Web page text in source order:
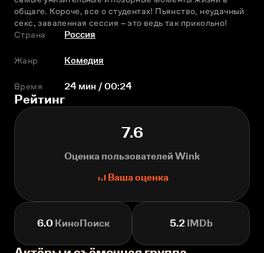
общаге. Короче, все о студентах! Пьянство, неудачный
секс, заваленная сессия – это ведь так прикольно!
Страна
Россия
Жанр Комедия
Время 24 мин / 00:24
Рейтинг
7.6
Оценка пользователей Wink
Ваша оценка
6.0КиноПоиск 5.2IMDb